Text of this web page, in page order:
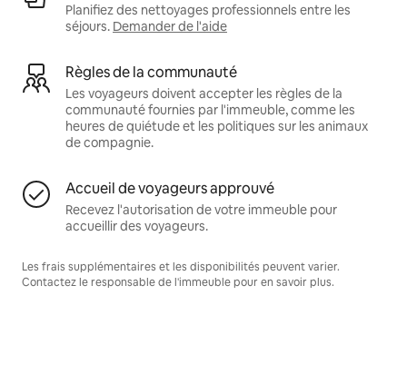
Planifiez des nettoyages professionnels entre les
séjours. Demander de l'aide
Règles de la communauté
Les voyageurs doivent accepter les règles de la
communauté fournies par l'immeuble, comme les
heures de quiétude et les politiques sur les animaux
de compagnie.
Accueil de voyageurs approuvé
Recevez l'autorisation de votre immeuble pour
accueillir des voyageurs.
Les frais supplémentaires et les disponibilités peuvent varier.
Contactez le responsable de l'immeuble pour en savoir plus.